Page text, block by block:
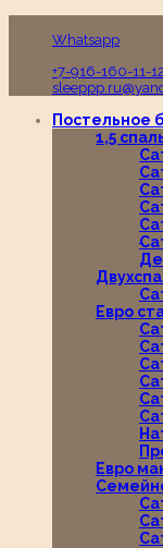
Whatsapp
+7-916-160-11-12
Постельное
1,5
Евро
Евро